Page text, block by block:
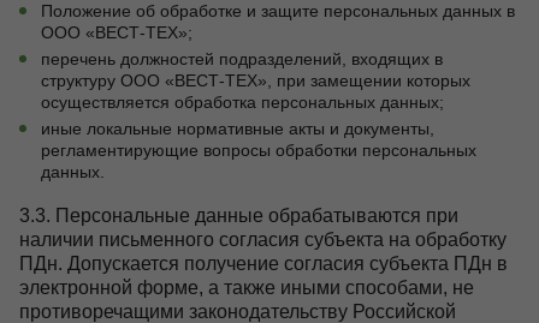
Положение об обработке и защите персональных данных в
ООО «ВЕСТ-ТЕХ»;
перечень должностей подразделений, входящих в
структуру ООО «ВЕСТ-ТЕХ», при замещении которых
осуществляется обработка персональных данных;
иные локальные нормативные акты и документы,
регламентирующие вопросы обработки персональных
данных.
3.3. Персональные данные обрабатываются при
наличии письменного согласия субъекта на обработку
ПДн. Допускается получение согласия субъекта ПДн в
электронной форме, а также иными способами, не
противоречащими законодательству Российской